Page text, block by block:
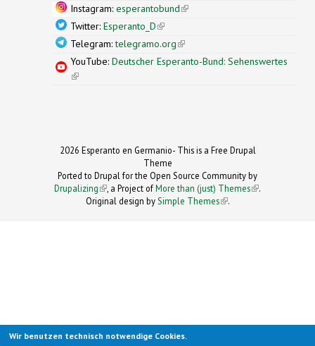
Instagram: esperantobund(link is external)
Twitter: Esperanto_D(link is external)
Telegram:telegramo.org(link is external)
YouTube: Deutscher Esperanto-Bund: Sehenswertes
(link is external)
2026 Esperanto en Germanio- This is a Free Drupal
Theme
Ported to Drupal for the Open Source Community by
Drupalizing(link is external)
, a Project ofMore than (just) Themes (link is
.
Original design by Simple Themes
(link is
.
Wir benutzen technisch notwendige Cookies.